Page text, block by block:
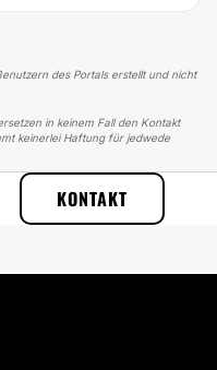
des Portals erstellt und nicht
in keinem Fall den Kontakt
keinerlei Haftung für jedwede
KONTAKT
MIT H